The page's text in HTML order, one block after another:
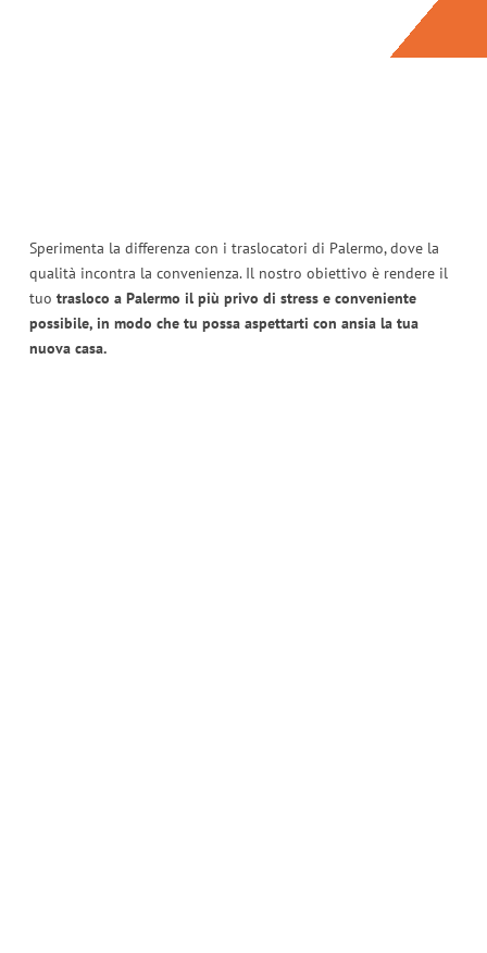
Sperimenta la differenza con i traslocatori di Palermo, dove la
qualità incontra la convenienza. Il nostro obiettivo è rendere il
tuo trasloco a Palermo il più privo di stress e conveniente
possibile, in modo che tu possa aspettarti con ansia la tua
nuova casa.